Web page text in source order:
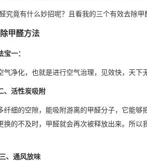
究竟有什么妙招呢？且看我的三个有效去除甲
甲醛方法
一：
气净化，也就是进行空气治理，见效快，天下
、活性炭吸附
纤细的空隙，能吸附游离的甲醛分子，它能
换的不及时，甲醛就会再次被释放出来。所
、通风放味